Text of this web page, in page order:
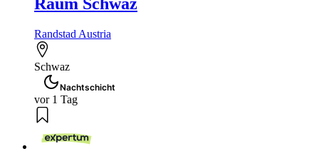
Randstad Austria
Schwaz
Nachtschicht
vor 1 Tag